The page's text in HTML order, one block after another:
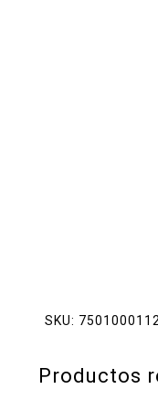
SKU:
Productos